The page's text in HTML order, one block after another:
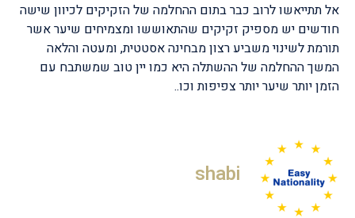
אל תתייאשו לרוב כבר בתום ההחלמה של הזקיקים לכיוון שישה
חודשים יש מספיק זקיקים שהתאוששו ומצמיחים שיער אשר
תורמת לשינוי משביע רצון מבחינה אסטטית, ומעטה והלאה
המשך ההחלמה של ההשתלה היא כמו יין טוב שמשתבח עם
הזמן יותר שיער יותר צפיפות וכו..
shabi